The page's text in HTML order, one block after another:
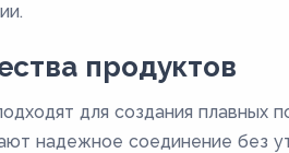
продуктов
для создания плавных
надежное соединение без